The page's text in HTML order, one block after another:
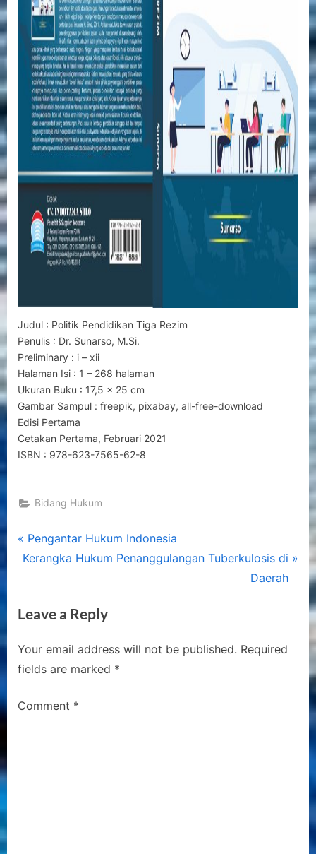
Judul : Politik Pendidikan Tiga Rezim
Penulis : Dr. Sunarso, M.Si.
Preliminary : i – xii
Halaman Isi : 1 – 268 halaman
Ukuran Buku : 17,5 x 25 cm
Gambar Sampul : freepik, pixabay, all-free-download
Edisi Pertama
Cetakan Pertama, Februari 2021
ISBN : 978-623-7565-62-8
Bidang Hukum
Post
navigation
P
r
i
u
s
o
Pengantar Hukum Indonesia
N
t
o
s
:
Kerangka Hukum Penanggulangan Tuberkulosis di
Daerah
Leave a Reply
Your email address will not be published. Required
fields are marked *
Comment *